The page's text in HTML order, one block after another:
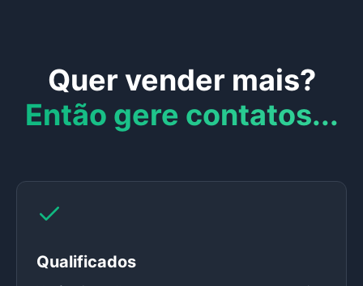
Quer vender mais?
Então gere contatos...
Qualificados